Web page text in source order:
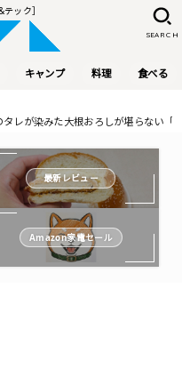
ック］
キャンプ 料理 食べる
SEARCH
タレが染みた大根おろしが堪らない
最新レビュー
Amazon家電セール